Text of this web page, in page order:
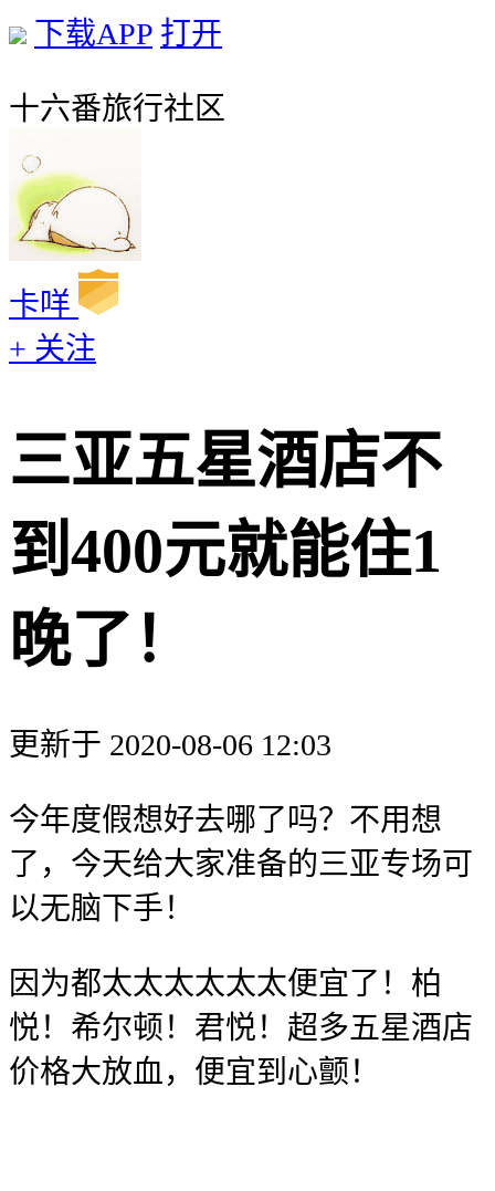
下载APP 打开
十六番旅行社区
卡咩
+ 关注
三亚五星酒店不
到400元就能住1
晚了！
更新于 2020-08-06 12:03
今年度假想好去哪了吗？不用想
了，今天给大家准备的三亚专场可
以无脑下手！
因为都太太太太太太便宜了！柏
悦！希尔顿！君悦！超多五星酒店
价格大放血，便宜到心颤！